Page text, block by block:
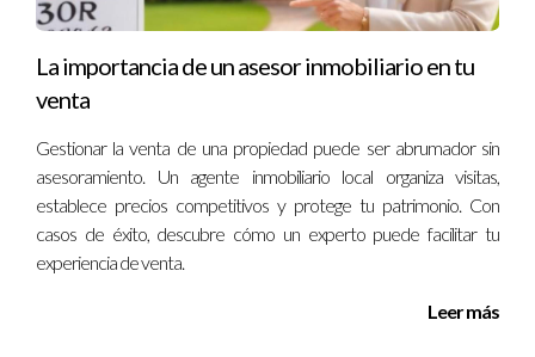
¿Cómo puedo asegurarme de que mis
Mantén objetos valiosos fuera de la vista y asegúrate de
¿Cuánto tiempo toma generalmente vender una
casa?
El tiempo puede variar dependiendo del mercado local y
otros factores; sin embargo, con una estrategia adecuada,
muchas casas se venden en menos tiempo del esperado.
La importancia de un asesor inmobiliario en tu
venta
Gestionar la venta de una propiedad puede ser abrumador sin
asesoramiento. Un agente inmobiliario local organiza visitas,
establece precios competitivos y protege tu patrimonio. Con
casos de éxito, descubre cómo un experto puede facilitar tu
experiencia de venta.
Leer más